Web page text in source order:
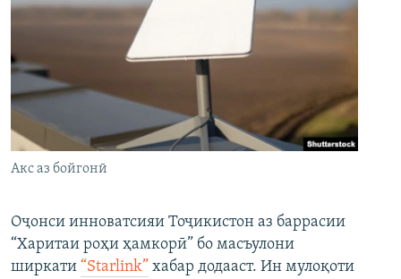
Акс аз бойгонӣ
Оҷонси инноватсияи Тоҷикистон аз баррасии
“Харитаи роҳи ҳамкорӣ” бо масъулони
ширкати “Starlink” хабар додааст. Ин мулоқоти